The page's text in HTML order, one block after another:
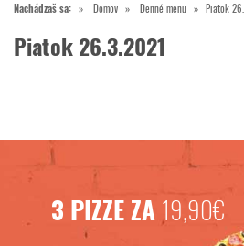
Nachádzaš sa: Domov Denné menu Piatok
Piatok 26.3.2021
3 PIZZE ZA 19,90€